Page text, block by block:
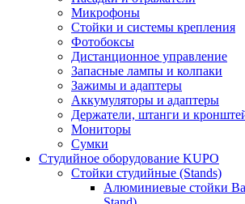
Микрофоны
Стойки и системы крепления
Фотобоксы
Дистанционное управление
Запасные лампы и колпаки
Зажимы и адаптеры
Аккумуляторы и адаптеры
Держатели, штанги и
Мониторы
Сумки
Студийное оборудование KUPO
Стойки студийные (Stands)
Алюминиевые стойки